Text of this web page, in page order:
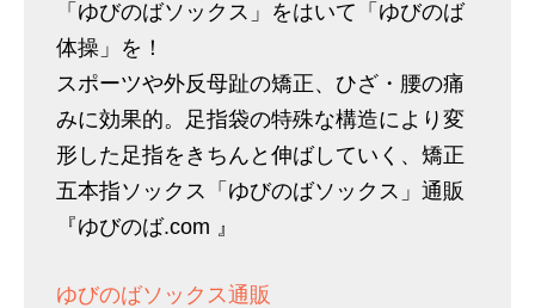
「ゆびのばソックス」をはいて「ゆびのば
体操」を！
スポーツや外反母趾の矯正、ひざ・腰の痛
みに効果的。足指袋の特殊な構造により変
形した足指をきちんと伸ばしていく、矯正
五本指ソックス「ゆびのばソックス」通販
『ゆびのば.com 』
ゆびのばソックス通販